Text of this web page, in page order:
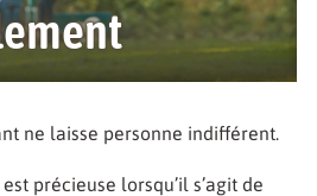
ne laisse personne indifférent.
précieuse lorsqu’il s’agit de